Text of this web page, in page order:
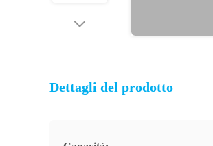
Dettagli del prodotto